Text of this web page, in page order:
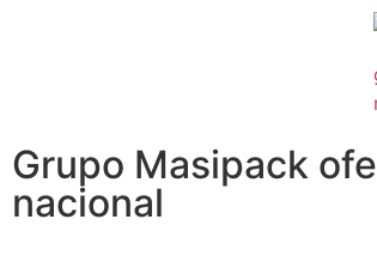
Grupo Masipack
nacional